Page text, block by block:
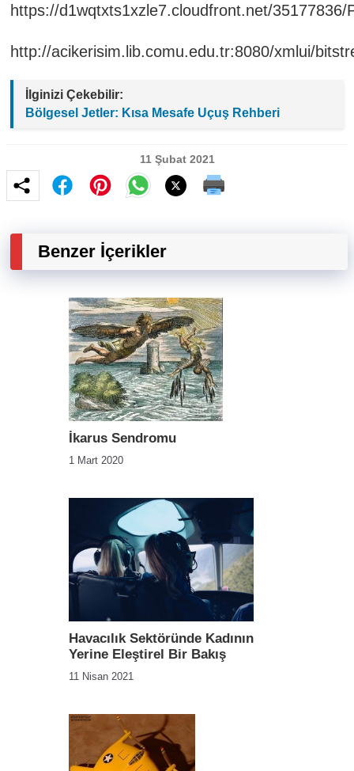
https://d1wqtxts1xzle7.cloudfront.net/
http://acikerisim.lib.comu.edu.tr:8080/xmlui/
İlginizi Çekebilir:
Bölgesel Jetler: Kısa Mesafe Uçuş Rehberi
11 Şubat 2021
Benzer İçerikler
İkarus Sendromu
1 Mart 2020
Havacılık Sektöründe Kadının
Yerine Eleştirel Bir Bakış
11 Nisan 2021